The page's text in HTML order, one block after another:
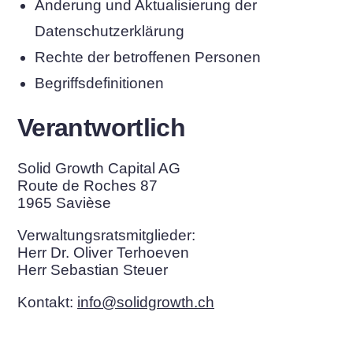
Änderung und Aktualisierung der
Datenschutzerklärung
Rechte der betroffenen Personen
Begriffsdefinitionen
Verantwortlich
Solid Growth Capital AG
Route de Roches 87
1965 Savièse
Verwaltungsratsmitglieder:
Herr Dr. Oliver Terhoeven
Herr Sebastian Steuer
Kontakt: info@solidgrowth.ch